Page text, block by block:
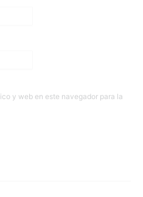
y web en este navegador para la